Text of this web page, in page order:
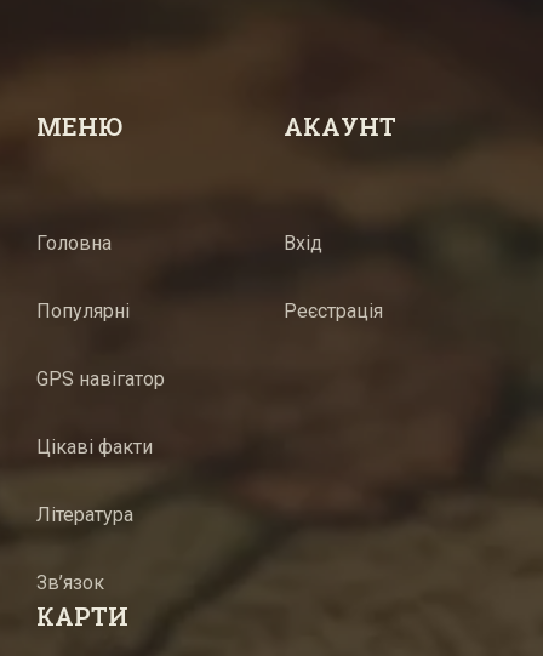
МЕНЮ
Головна
Популярні
GPS навігатор
Цікаві факти
Література
Зв’язок
АКАУНТ
Вхід
Реєстрація
КАРТИ